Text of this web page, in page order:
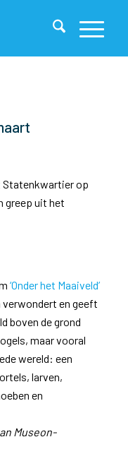
Statenkwartier op
greep uit het
‘Onder het Maaiveld’
verwondert en geeft
boven de grond
maar vooral
wereld: een
larven,
en
Museon-